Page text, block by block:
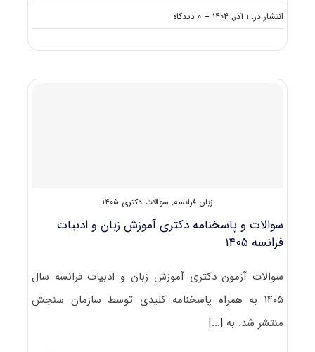
انتشار در: ۱ آذر, ۱۴۰۴ -- ۰ دیدگاه
on
سوالات
آموزش
زبان فرانسه, سوالات دکتری ۱۴۰۵
سوالات و پاسخنامه دکتری آموزش زبان و ادبیات
فرانسه ۱۴۰۵
سوالات آزمون دکتری آموزش زبان و ادبیات فرانسه سال
۱۴۰۵ به همراه پاسخنامه کلیدی توسط سازمان سنجش
منتشر شد. به [...]